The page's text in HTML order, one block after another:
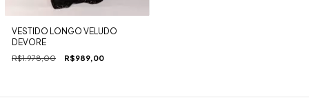
VESTIDO LONGO VELUDO
DEVORE
R$1.978,00 R$989,00